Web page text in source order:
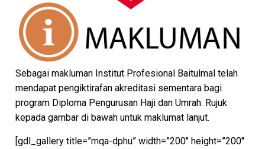
Sebagai makluman Institut Profesional Baitulmal telah
mendapat pengiktirafan akreditasi sementara bagi
program Diploma Pengurusan Haji dan Umrah. Rujuk
kepada gambar di bawah untuk maklumat lanjut.
[gdl_gallery title=”mqa-dphu” width=”200″ height=”200″